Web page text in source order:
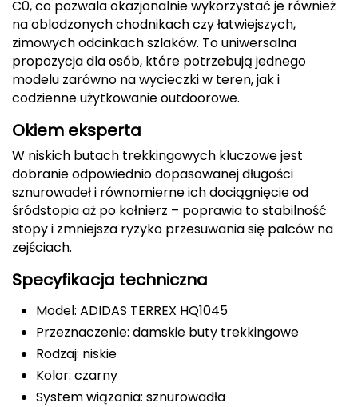
Deuter
Dolomite
E
EISBAR
ENERO
ENERO CAMP
ENERO PRO
Elmer by Swany
Extremities
FASHY
C0, co pozwala okazjonalnie wykorzystać je również
na oblodzonych chodnikach czy łatwiejszych,
zimowych odcinkach szlaków. To uniwersalna
propozycja dla osób, które potrzebują jednego
modelu zarówno na wycieczki w teren, jak i
codzienne użytkowanie outdoorowe.
Okiem eksperta
W niskich butach trekkingowych kluczowe jest
dobranie odpowiednio dopasowanej długości
sznurowadeł i równomierne ich dociągnięcie od
śródstopia aż po kołnierz – poprawia to stabilność
stopy i zmniejsza ryzyko przesuwania się palców na
zejściach.
Specyfikacja techniczna
Model: ADIDAS TERREX HQ1045
Przeznaczenie: damskie buty trekkingowe
Rodzaj: niskie
Kolor: czarny
System wiązania: sznurowadła